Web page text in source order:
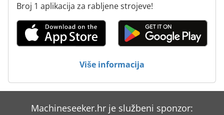
Broj 1 aplikacija za rabljene strojeve!
Više informacija
Machineseeker.hr je službeni sponzor: